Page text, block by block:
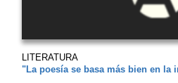
LITERATURA
"La poesía se basa más bien en la